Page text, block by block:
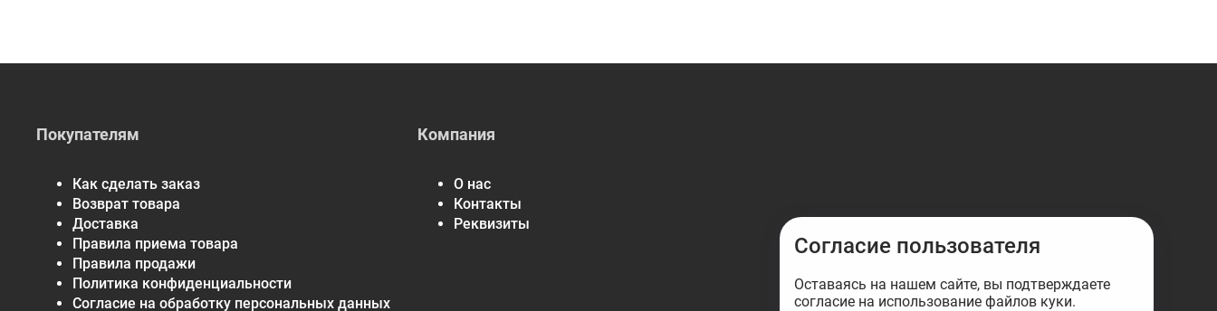
Покупателям
Как сделать заказ
Возврат товара
Доставка
Правила приема товара
Правила продажи
Политика конфиденциальности
Согласие на обработку персональных данных
Компания
О нас
Контакты
Реквизиты
Согласие пользователя
Оставаясь на нашем сайте, вы подтверждаете
согласие на использование файлов куки.